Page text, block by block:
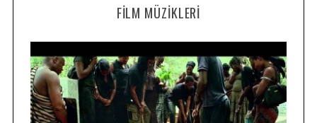
FILM MÜZIKLERI